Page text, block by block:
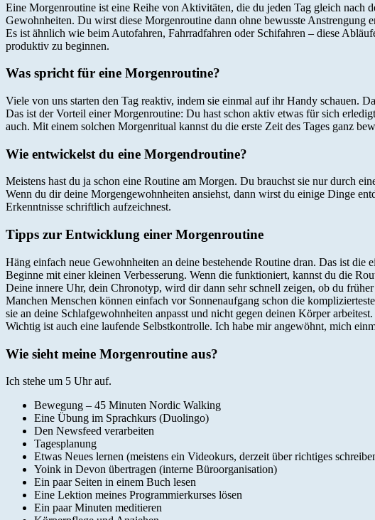
Eine Morgenroutine ist eine Reihe von Aktivitäten, die du jeden Tag gleich nach
Gewohnheiten. Du wirst diese Morgenroutine dann ohne bewusste Anstrengung
Es ist ähnlich wie beim Autofahren, Fahrradfahren oder Schifahren – diese
produktiv zu beginnen.
Was spricht für eine Morgenroutine?
Viele von uns starten den Tag reaktiv, indem sie einmal auf ihr Handy schauen.
Das ist der Vorteil einer Morgenroutine: Du hast schon aktiv etwas für sich
auch. Mit einem solchen Morgenritual kannst du die erste Zeit des Tages ganz
Wie entwickelst du eine Morgendroutine?
Meistens hast du ja schon eine Routine am Morgen. Du brauchst sie nur durch
Wenn du dir deine Morgengewohnheiten ansiehst, dann wirst du einige Dinge
Erkenntnisse schriftlich aufzeichnest.
Tipps zur Entwicklung einer Morgenroutine
Häng einfach neue Gewohnheiten an deine bestehende Routine dran. Das ist
Beginne mit einer kleinen Verbesserung. Wenn die funktioniert, kannst du die
Deine innere Uhr, dein Chronotyp, wird dir dann sehr schnell zeigen, ob du
Manchen Menschen können einfach vor Sonnenaufgang schon die
sie an deine Schlafgewohnheiten anpasst und nicht gegen deinen Körper arbeitest.
Wichtig ist auch eine laufende Selbstkontrolle. Ich habe mir angewöhnt, mich
Wie sieht meine Morgenroutine aus?
Ich stehe um 5 Uhr auf.
Bewegung – 45 Minuten Nordic Walking
Eine Übung im Sprachkurs (Duolingo)
Den Newsfeed verarbeiten
Tagesplanung
Etwas Neues lernen (meistens ein Videokurs, derzeit über richtiges
Yoink in Devon übertragen (interne Büroorganisation)
Ein paar Seiten in einem Buch lesen
Eine Lektion meines Programmierkurses lösen
Ein paar Minuten meditieren